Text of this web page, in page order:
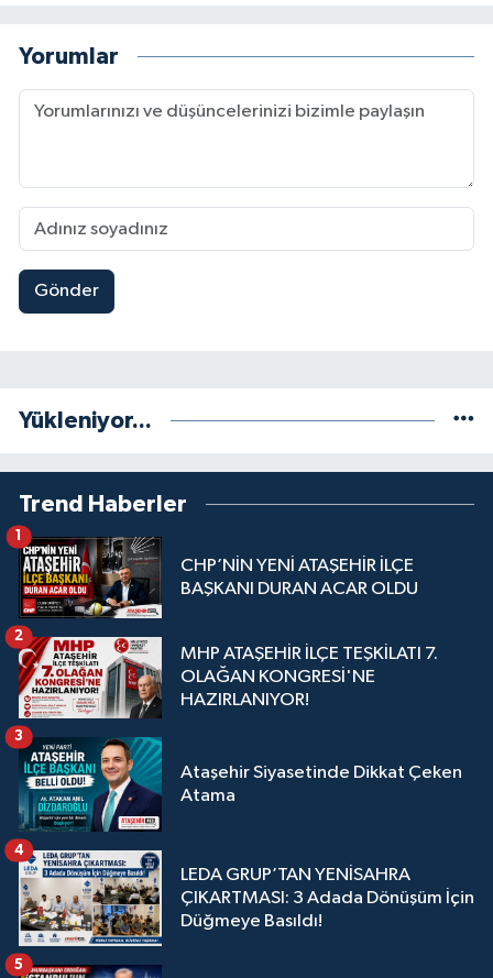
Yorumlar
Gönder
Yükleniyor...
Trend Haberler
CHP’NİN YENİ ATAŞEHİR İLÇE
BAŞKANI DURAN ACAR OLDU
1
MHP ATAŞEHİR İLÇE TEŞKİLATI 7.
OLAĞAN KONGRESİ'NE
HAZIRLANIYOR!
2
Ataşehir Siyasetinde Dikkat Çeken
Atama
3
LEDA GRUP’TAN YENİSAHRA
ÇIKARTMASI: 3 Adada Dönüşüm İçin
Düğmeye Basıldı!
4
5